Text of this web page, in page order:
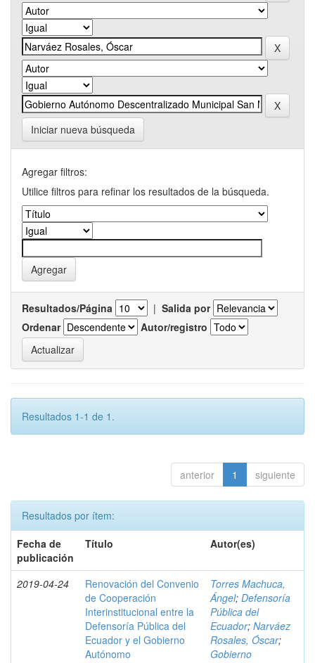
Iniciar nueva búsqueda
Agregar filtros:
Utilice filtros para refinar los resultados de la búsqueda.
Resultados/Página | Salida por
Ordenar
Autor/registro
Resultados 1-1 de 1.
anterior 1 siguiente
Resultados por ítem:
Fecha de
publicación
Título Autor(es)
2019-04-24
Renovación del Convenio
de Cooperación
Interinstitucional entre la
Defensoría Pública del
Ecuador y el Gobierno
Autónomo
Torres Machuca,
Ángel; Defensoría
Pública del
Ecuador; Narváez
Rosales, Óscar;
Gobierno